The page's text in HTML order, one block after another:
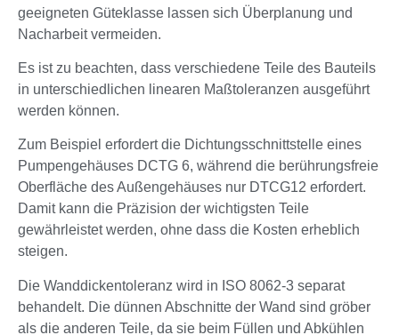
geeigneten Güteklasse lassen sich Überplanung und
Nacharbeit vermeiden.
Es ist zu beachten, dass verschiedene Teile des Bauteils
in unterschiedlichen linearen Maßtoleranzen ausgeführt
werden können.
Zum Beispiel erfordert die Dichtungsschnittstelle eines
Pumpengehäuses DCTG 6, während die berührungsfreie
Oberfläche des Außengehäuses nur DTCG12 erfordert.
Damit kann die Präzision der wichtigsten Teile
gewährleistet werden, ohne dass die Kosten erheblich
steigen.
Die Wanddickentoleranz wird in ISO 8062-3 separat
behandelt. Die dünnen Abschnitte der Wand sind gröber
als die anderen Teile, da sie beim Füllen und Abkühlen